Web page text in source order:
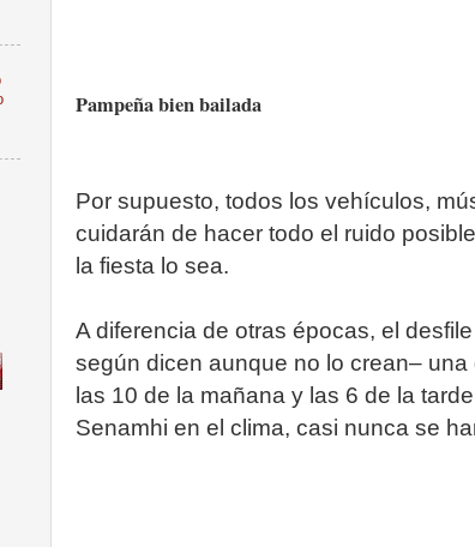
Pampeña bien bailada
Por supuesto, todos los vehículos,
cuidarán de hacer todo el ruido
la fiesta lo sea.
A diferencia de otras épocas, el
según dicen aunque no lo crean–
las 10 de la mañana y las 6 de la
Senamhi en el clima, casi nunca se